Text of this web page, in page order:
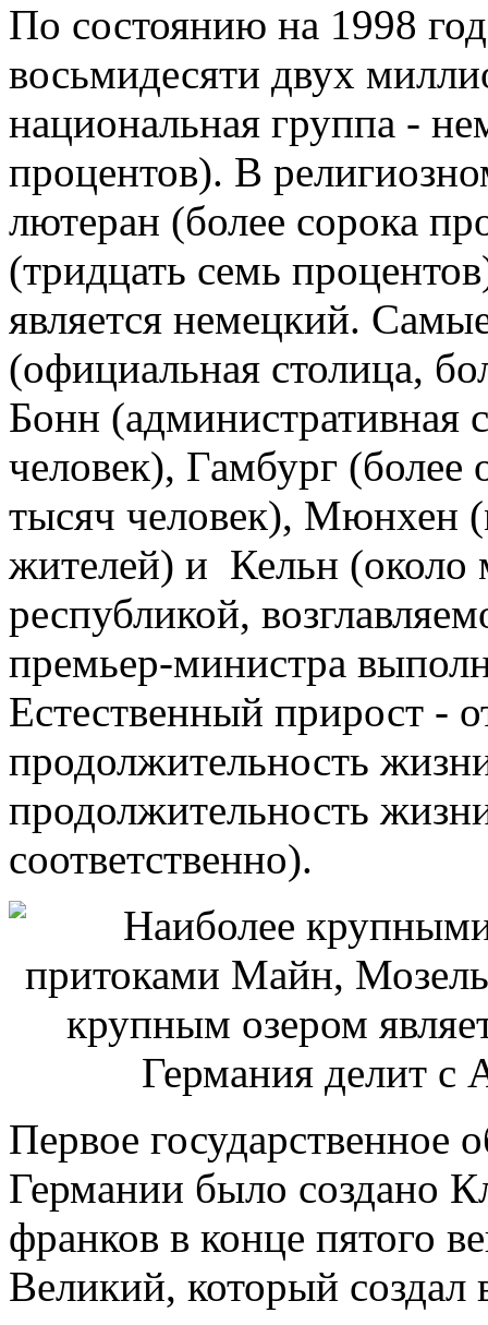
По состоянию на 1998
восьмидесяти двух
национальная группа -
процентов). В
лютеран (более сорока
(тридцать семь
является немецкий.
(официальная столица,
Бонн (административная
человек), Гамбург
тысяч человек), Мюнхен
жителей) и Кельн (около
республикой,
премьер-министра
Естественный прирост -
продолжительность
продолжительность
соответственно).
Первое государственное
Германии было создано
франков в конце пятого
Великий, который